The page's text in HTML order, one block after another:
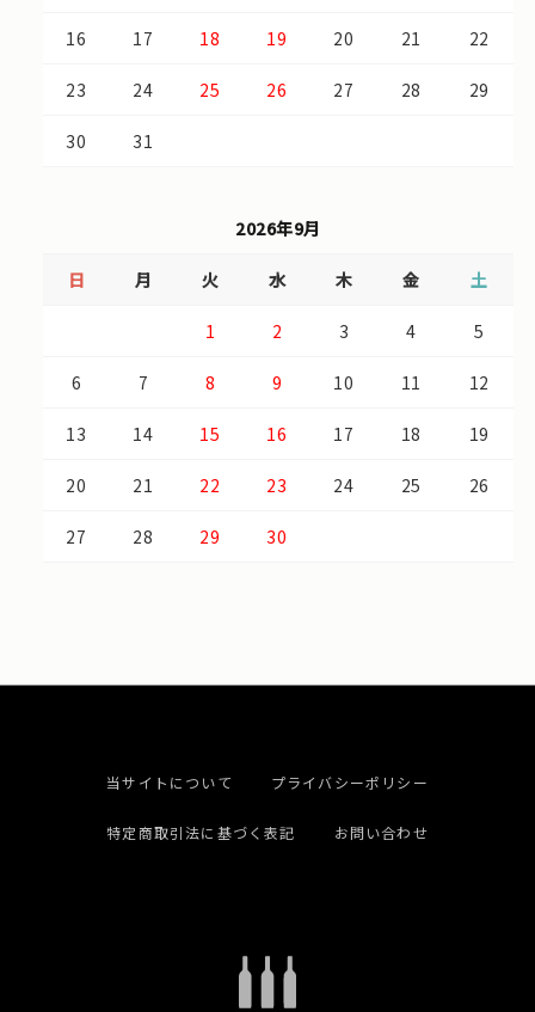
16 17 18 19 20 21 22
23 24 25 26 27 28 29
30 31
2026年9月
日 月 火 水 木 金 土
1 2 3 4 5
6 7 8 9 10 11 12
13 14 15 16 17 18 19
20 21 22 23 24 25 26
27 28 29 30
当サイトについて プライバシーポリシー
特定商取引法に基づく表記 お問い合わせ